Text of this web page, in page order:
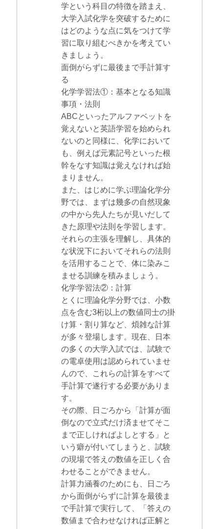
学という科目の特徴を踏まえ、
大学入試化学を突破するために
はどのような点に気をつけて学
習に取り組むべきかを考えてい
きましょう。
面倒がらずに最後まで手計算す
る
化学学習法①：基本となる知識
事項・法則
ABCといったアルファベットを
覚えないと英語学習を始められ
ないのと同様に、化学において
も、例えば元素記号といった根
幹をなす知識は覚えなければ始
まりません。
また、はじめに学ぶ理論化学分
野では、まずは幾多の自然現象
の中から先人たちが見いだして
きた原理や法則を学習します。
それらの主張を理解し、具体的
な状況下においてそれらの法則
を活用することで、体に染みこ
ませる訓練を積みましょう。
化学学習法②：計算
とくに理論化学分野では、小数
点を含む3桁以上の数値同士の掛
け算・割り算など、煩雑な計算
が多々登場します。現在、日本
の多くの大学入試では、試験で
の電卓使用は認められていませ
んので、これらの計算をすべて
手計算で遂行する必要がありま
す。
その際、日ごろから「計算が面
倒なので立式だけ済ませてそこ
まで正しければよしとする」と
いう癖が付いてしまうと、試験
の現場で答えの数値を正しく合
わせることができません。
計算力涵養のためにも、日ごろ
から面倒がらずに計算を最後ま
で手計算で実行して、「答えの
数値まで合わせなければ正解と